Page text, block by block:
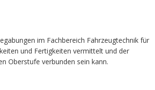
im Fachbereich Fahrzeugtechnik für
und Fertigkeiten vermittelt und der
Oberstufe verbunden sein kann.